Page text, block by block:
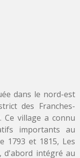
dans le nord-est
des Franches-
Ce village a connu
importants au
1793 et 1815, Les
d'abord intégré au